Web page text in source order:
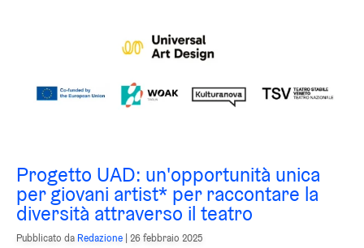
Progetto UAD: un'opportunità unica
per giovani artist* per raccontare la
diversità attraverso il teatro
Pubblicato da Redazione 26 febbraio 2025